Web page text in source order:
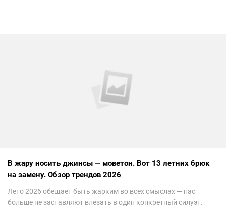
В жару носить джинсы — моветон. Вот 13 летних брюк
на замену. Обзор трендов 2026
Лето 2026 обещает быть жарким во всех смыслах — нас
больше не заставляют влезать в один конкретный силуэт.